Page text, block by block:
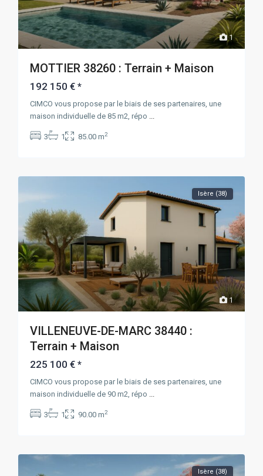
1
MOTTIER 38260 : Terrain + Maison
192 150 €*
CIMCO vous propose par le biais de ses partenaires, une
maison individuelle de 85 m2, répo
3 1 85.00 m2
1
Isère (38)
VILLENEUVE-DE-MARC 38440 :
Terrain + Maison
225 100 €*
CIMCO vous propose par le biais de ses partenaires, une
maison individuelle de 90 m2, répo
3 1 90.00 m2
Isère (38)